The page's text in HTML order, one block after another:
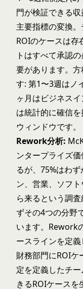
門が検証できる
主要指標の変換
ROIのケースは存
トはすべて承認
要があります。
す: 第1〜3週はノ
ヶ月はビジネス
は統計的に確信
ウィンドウです。
Rework分析:
ンタープライズ
るが、75%はわ
ン、営業、ソフ
ら来るという調
ずその4つの分野
います。Rework
ースラインを定
財務部門にROIケ
定を定義したチ
きるROIケースを